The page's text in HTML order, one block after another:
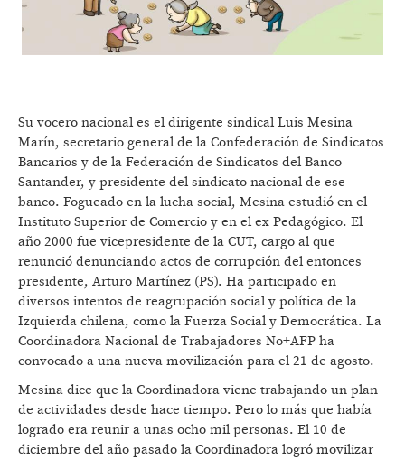
Su vocero nacional es el dirigente sindical Luis Mesina
Marín, secretario general de la Confederación de Sindicatos
Bancarios y de la Federación de Sindicatos del Banco
Santander, y presidente del sindicato nacional de ese
banco. Fogueado en la lucha social, Mesina estudió en el
Instituto Superior de Comercio y en el ex Pedagógico. El
año 2000 fue vicepresidente de la CUT, cargo al que
renunció denunciando actos de corrupción del entonces
presidente, Arturo Martínez (PS). Ha participado en
diversos intentos de reagrupación social y política de la
Izquierda chilena, como la Fuerza Social y Democrática. La
Coordinadora Nacional de Trabajadores No+AFP ha
convocado a una nueva movilización para el 21 de agosto.
Mesina dice que la Coordinadora viene trabajando un plan
de actividades desde hace tiempo. Pero lo más que había
logrado era reunir a unas ocho mil personas. El 10 de
diciembre del año pasado la Coordinadora logró movilizar